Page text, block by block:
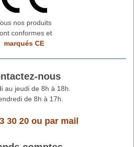
nos produits
conformes et
marqués CE
nous
au jeudi de 8h à 18h.
de 8h à 17h.
30 20ou par mail